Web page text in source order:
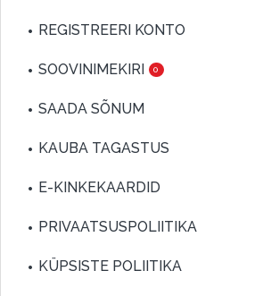
REGISTREERI KONTO
SOOVINIMEKIRI 0
SAADA SÕNUM
KAUBA TAGASTUS
E-KINKEKAARDID
PRIVAATSUSPOLIITIKA
KÜPSISTE POLIITIKA